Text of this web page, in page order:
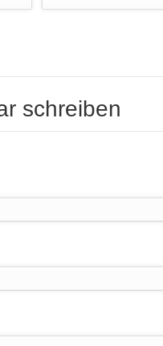
schreiben